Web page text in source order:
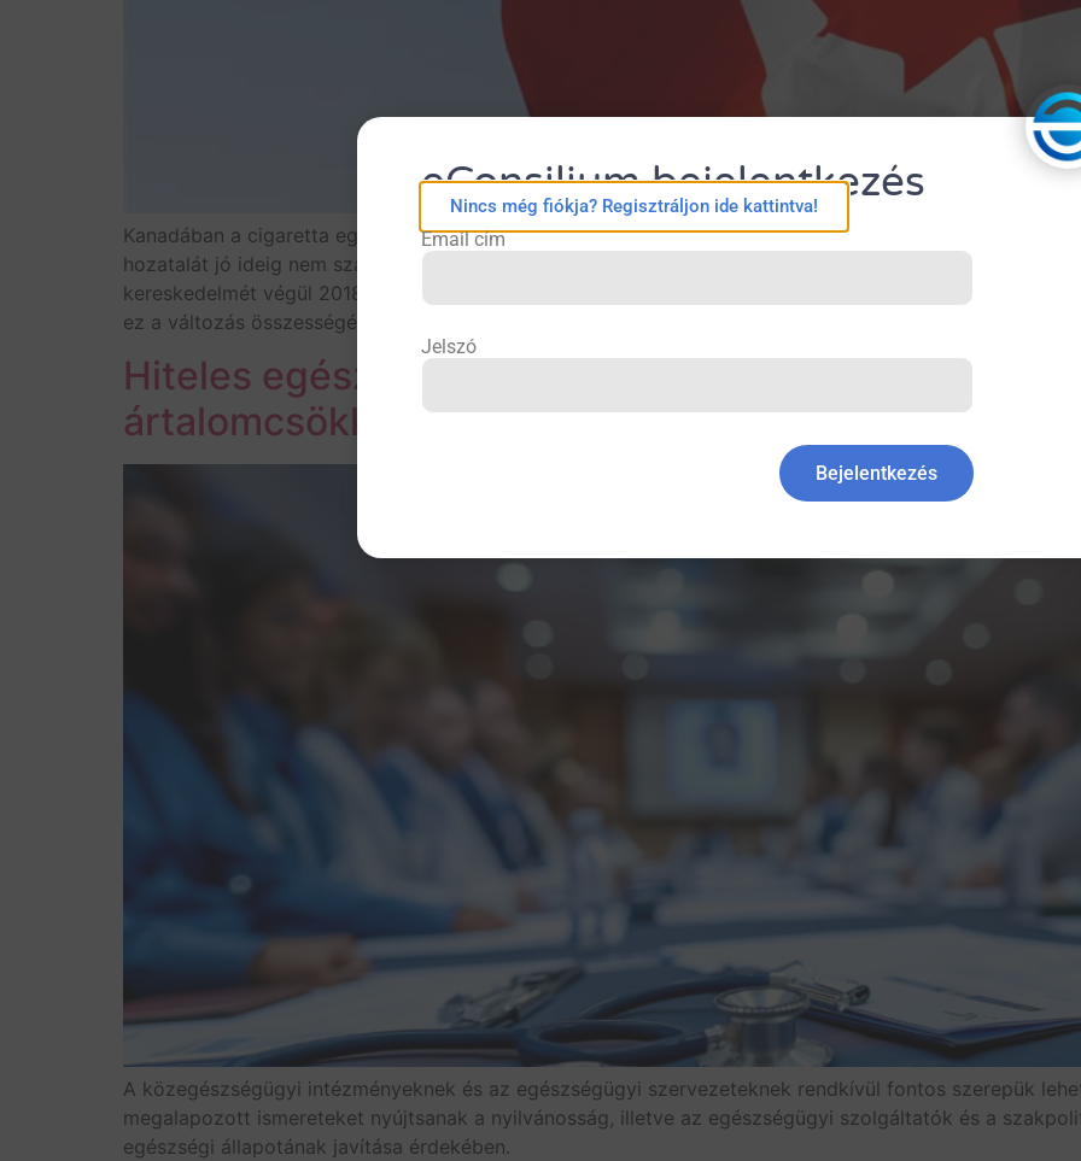
Kanadában a cigaretta egyik füstmentes alternatívájaként megjelent nikotintartalmú folyadékot
hozatalát jó ideig nem szabályozták. Bár értékesítésük technikailag illegális volt, azok a lakosság
kereskedelmét végül 2018-ban a Tobacco and Vaping Products Act legalizálta az országban; a
ez a változás összességében javítja vagy rontja a közegészségügyi helyzetet?
Hiteles egészségügyi kommunikációval a
ártalomcsökkentésért
A közegészségügyi intézményeknek és az egészségügyi szervezeteknek rendkívül fontos szerepük
megalapozott ismereteket nyújtsanak a nyilvánosság, illetve az egészségügyi szolgáltatók és a
egészségi állapotának javítása érdekében.
eConsilium bejelentkezés
Nincs még fiókja? Regisztráljon ide kattintva!
Email cím
Jelszó
Bejelentkezés